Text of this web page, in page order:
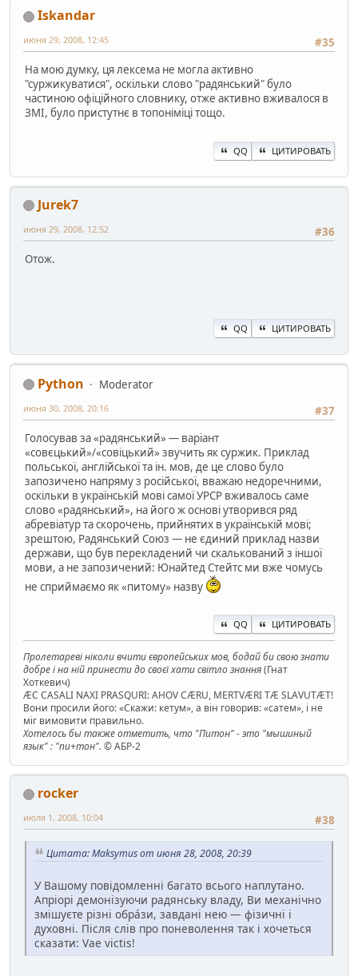
Iskandar
#35
июня 29, 2008, 12:45
На мою думку, ця лексема не могла активно
"суржикуватися", оскiльки слово "радянський" було
частиною офiцiйного словнику, отже активно вживалося в
ЗМI, було пристутнє в топонiмiцi тощо.
QQ ЦИТИРОВАТЬ
Jurek7
#36
июня 29, 2008, 12:52
Отож.
QQ ЦИТИРОВАТЬ
Python
Moderator
#37
июня 30, 2008, 20:16
Голосував за «радянський» — варіант
«совєцький»/«совіцький» звучить як суржик. Приклад
польської, англійської та ін. мов, де це слово було
запозичено напряму з російської, вважаю недоречними,
оскільки в українській мові самої УРСР вживалось саме
слово «радянський», на його ж основі утворився ряд
абревіатур та скорочень, прийнятих в українській мові;
зрештою, Радянський Союз — не єдиний приклад назви
держави, що був перекладений чи скалькований з іншої
мови, а не запозичений: Юнайтед Стейтс ми вже чомусь
не сприймаємо як «питому» назву
QQ ЦИТИРОВАТЬ
Пролетареві ніколи вчити європейських мов, бодай би свою знати
добре і на ній принести до своєї хати світло знання(Гнат
Хоткевич)
ÆC CASALI NAXI PRASQURI: AHOV CÆRU, MERTVÆRI TÆ SLAVUTÆT!
Вони просили його: «Скажи: кетум», а він говорив: «сатем», і не
міг вимовити правильно.
Хотелось бы также отметить, что "Питон" - это "мышиный
язык" : "пи+тон". © АБР-2
rocker
#38
июля 1, 2008, 10:04
Цитата: Maksymus от июня 28, 2008, 20:39
У Вашому повідомленні багато всього наплутано.
Апріорі демонізуючи радянську владу, Ви механічно
змішуєте різні обрáзи, завдані нею — фізичні і
духовні. Після слів про поневолення так і хочеться
сказати: Vae victis!